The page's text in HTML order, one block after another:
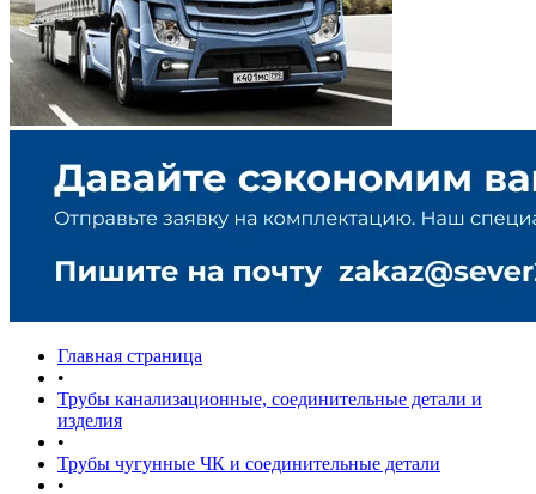
Главная страница
•
Трубы канализационные, соединительные детали и
изделия
•
Трубы чугунные ЧК и соединительные детали
•